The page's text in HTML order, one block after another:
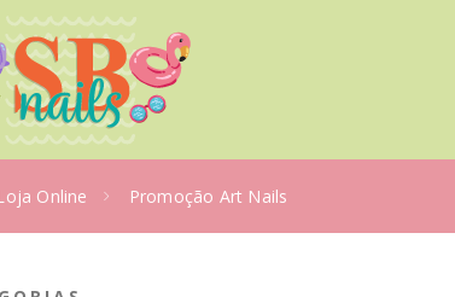
Online Promoção Art Nails